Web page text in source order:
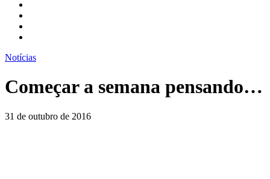
Notícias
Começar a semana pensando…
31 de outubro de 2016